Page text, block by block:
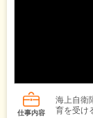
仕事内容
海上自衛
育を受け